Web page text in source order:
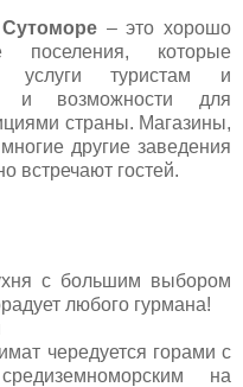
– это хорошо
поселения, которые
услуги туристам и
и возможности для
страны. Магазины,
другие заведения
встречают гостей.
с большим выбором
любого гурмана!
чередуется горами с
на